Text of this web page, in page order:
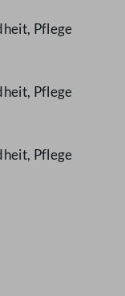
Pflege
Pflege
Pflege